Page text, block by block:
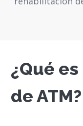
¿Qué
de ATM?